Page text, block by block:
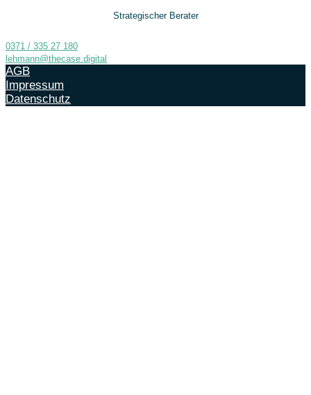
Strategischer Berater
0371 / 335 27 180
lehmann@thecase.digital
AGB
Impressum
Datenschutz